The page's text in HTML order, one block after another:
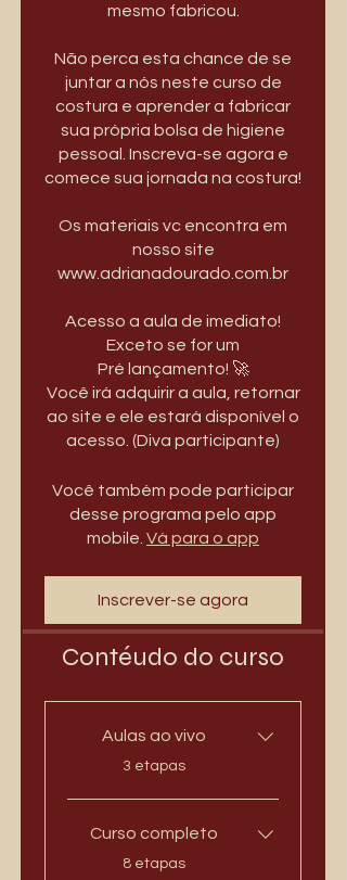
mesmo fabricou.
Não perca esta chance de se
juntar a nós neste curso de
costura e aprender a fabricar
sua própria bolsa de higiene
pessoal. Inscreva-se agora e
comece sua jornada na costura!
Os materiais vc encontra em
nosso site
www.adrianadourado.com.br
Acesso a aula de imediato!
Exceto se for um
Pré lançamento! 🚀
Você irá adquirir a aula, retornar
ao site e ele estará disponível o
acesso. (Diva participante)
Você também pode participar
desse programa pelo app
mobile. Vá para o app
Inscrever-se agora
Contéudo do curso
Aulas ao vivo
.
3 etapas
Curso completo
.
8 etapas